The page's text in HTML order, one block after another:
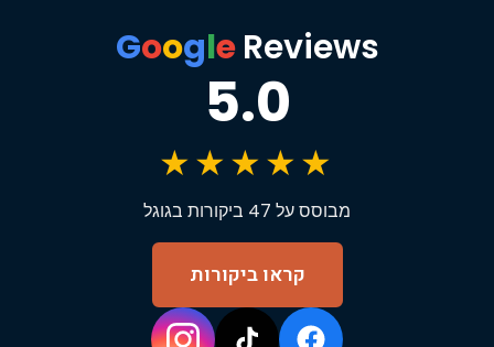
Google Reviews
5.0
★★★★★
מבוסס על 47 ביקורות בגוגל
קראו ביקורות